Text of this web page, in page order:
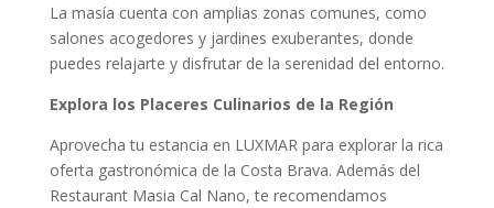
La masía cuenta con amplias zonas comunes, como
salones acogedores y jardines exuberantes, donde
puedes relajarte y disfrutar de la serenidad del entorno.
Explora los Placeres Culinarios de la Región
Aprovecha tu estancia en LUXMAR para explorar la rica
oferta gastronómica de la Costa Brava. Además del
Restaurant Masia Cal Nano, te recomendamos